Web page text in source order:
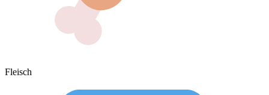
Fleisch